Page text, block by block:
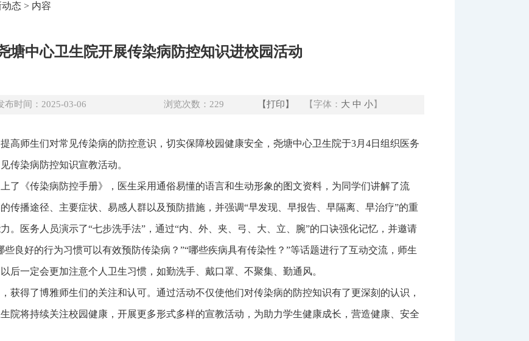
态 > 内容
塘中心卫生院开展传染病防控知识进校园活动
布时间：2025-03-06 浏览次数： 229 【打印】 【字体： 大 中 小】
高师生们对常见传染病的防控意识，切实保障校园健康安全，尧塘中心卫生院于3月4日组织医务
传染病防控知识宣教活动。
了《传染病防控手册》，医生采用通俗易懂的语言和生动形象的图文资料，为同学们讲解了流
传播途径、主要症状、易感人群以及预防措施，并强调“早发现、早报告、早隔离、早治疗”的重
。医务人员演示了“七步洗手法”，通过“内、外、夹、弓、大、立、腕”的口诀强化记忆，并邀请
良好的行为习惯可以有效预防传染病？”“哪些疾病具有传染性？”等话题进行了互动交流，师生
后一定会更加注意个人卫生习惯，如勤洗手、戴口罩、不聚集、勤通风。
获得了博雅师生们的关注和认可。通过活动不仅使他们对传染病的防控知识有了更深刻的认识，
院将持续关注校园健康，开展更多形式多样的宣教活动，为助力学生健康成长，营造健康、安全